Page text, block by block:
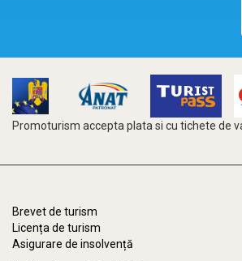
Promoturism accepta plata si cu tichete de
Brevet de turism
Licența de turism
Asigurare de insolvență